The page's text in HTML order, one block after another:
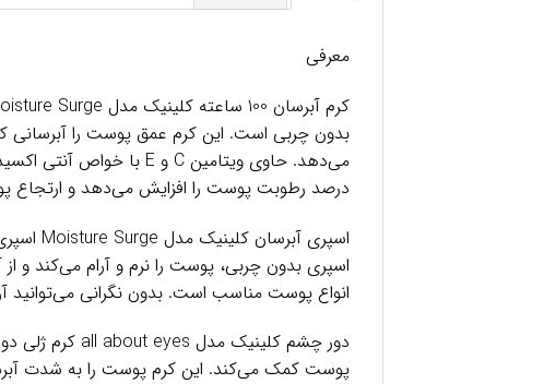
معرفی
درصد رطوبت پوست را افزایش می‌دهد و ارتجاع
اسپری بدون چربی، پوست را نرم و آرام می‌کند و
انواع پوست مناسب است. بدون نگرانی می‌توانید
پوست کمک می‌کند. این کرم پوست را به شدت